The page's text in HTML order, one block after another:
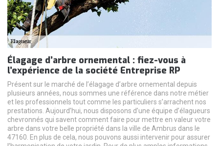
Élagage d’arbre ornemental : fiez-vous à
l’expérience de la société Entreprise RP
Présent sur le marché de l’élagage d’arbre ornemental depuis
plusieurs années, nous sommes une référence dans notre métier
et les professionnels tout comme les particuliers s’arrachent nos
prestations. Aujourd’hui, nous disposons d’une équipe d’élagueurs
chevronnés qui savent comment faire pour mettre en valeur votre
arbre dans votre belle propriété dans la ville de Ambrus dans le
47160. En plus de cela, nous pouvons aussi intervenir pour assurer